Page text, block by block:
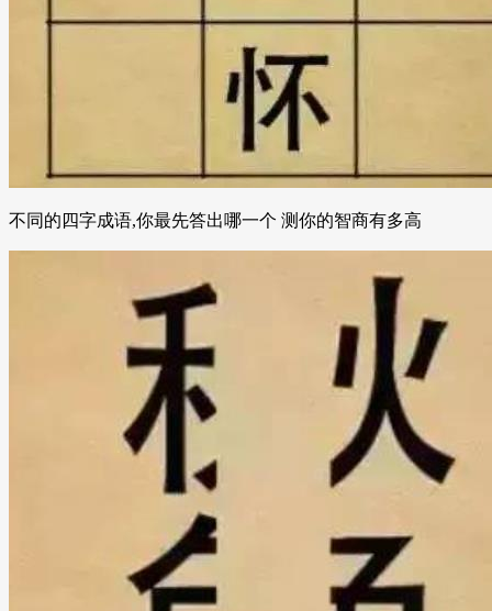
不同的四字成语,你最先答出哪一个 测你的智商有多高